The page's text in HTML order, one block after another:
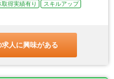
取得実績有り
スキルアップ
求人に興味がある